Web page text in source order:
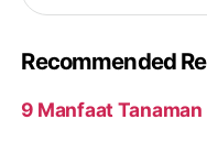
Recommended
9 Manfaat